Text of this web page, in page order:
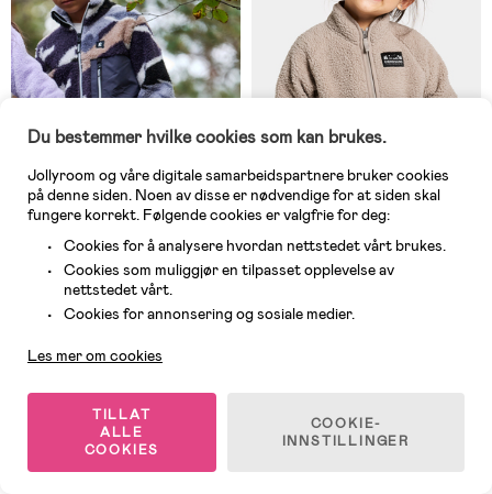
8 IGJEN
Reima Turilas Pilejakke, Soft
Black
349 kr
Veil. Pris: 799 kr
På nettlager
Beach beige
Du bestemmer hvilke cookies som kan brukes.
Jollyroom og våre digitale samarbeidspartnere bruker cookies
på denne siden. Noen av disse er nødvendige for at siden skal
fungere korrekt. Følgende cookies er valgfrie for deg:
Cookies for å analysere hvordan nettstedet vårt brukes.
Cookies som muliggjør en tilpasset opplevelse av
nettstedet vårt.
Cookies for annonsering og sosiale medier.
Les mer om cookies
TILLAT
ALLE
COOKIES
COOKIE-
INNSTILLINGER